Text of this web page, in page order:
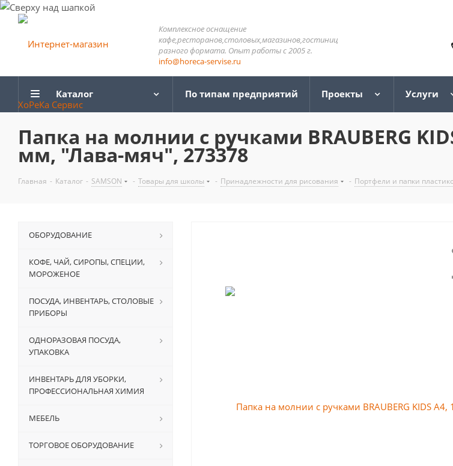
Комплексное оснащение
кафе,ресторанов,столовых,магазинов,гостиниц
разного формата. Опыт работы с 2005 г.
info@horeca-servise.ru
Каталог По типам предприятий Проекты Услуги
Папка на молнии с ручками BRAUBERG
мм, "Лава-мяч", 273378
Главная - Каталог - SAMSON - Товары для школы - Принадлежности для рисования - Портфели и папки
ОБОРУДОВАНИЕ
КОФЕ, ЧАЙ, СИРОПЫ, СПЕЦИИ,
МОРОЖЕНОЕ
ПОСУДА, ИНВЕНТАРЬ, СТОЛОВЫЕ
ПРИБОРЫ
ОДНОРАЗОВАЯ ПОСУДА,
УПАКОВКА
ИНВЕНТАРЬ ДЛЯ УБОРКИ,
ПРОФЕССИОНАЛЬНАЯ ХИМИЯ
МЕБЕЛЬ
ТОРГОВОЕ ОБОРУДОВАНИЕ